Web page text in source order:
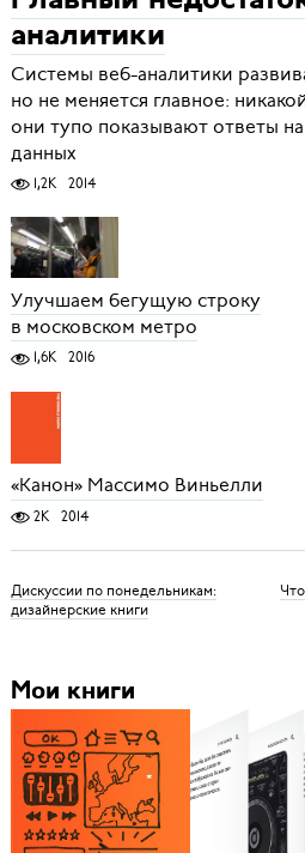
аналитики
Системы веб-аналитики
но не меняется главное:
они тупо показывают ответы
данных
1,2K 2014
Улучшаем бегущую строку
в московском метро
1,6K 2016
«Канон» Массимо Виньелли
2K 2014
Дискуссии по понедельникам:
дизайнерские книги
Мои книги